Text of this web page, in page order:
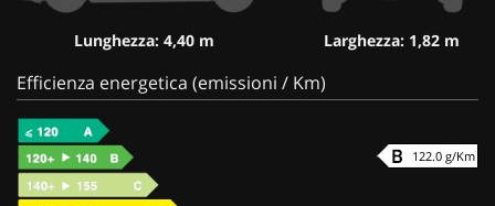
Lunghezza: 4,40 m Larghezza: 1,82 m
Efficienza energetica (emissioni / Km)
122.0 g/Km